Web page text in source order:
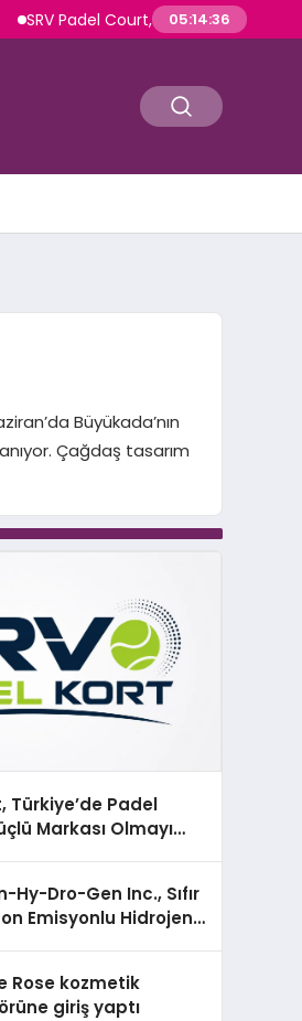
Court, Türkiye’de Padel
05:14:37
Büyükada’nın
Çağdaş tasarım
Türkiye’de Padel
Markası Olmayı
Hy-Dro-Gen Inc., Sıfır
Emisyonlu Hidrojen
Rose kozmetik
giriş yaptı